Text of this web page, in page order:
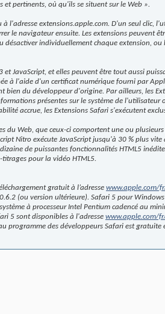
et pertinents, où qu'ils se situent sur le Web ».
l'adresse extensions.apple.com. D'un seul clic,
le navigateur ensuite. Les extensions peuvent
individuellement chaque extension, ou
et JavaScript, et elles peuvent être tout aussi
à l'aide d'un certificat numérique fourni par
du développeur d'origine. Par ailleurs, les
présentes sur le système de l'utilisateur
accrue, les Extensions Safari s'exécutent
du Web, que ceux-ci comportent une ou
Nitro exécute JavaScript jusqu'à 30 % plus
de puissantes fonctionnalités HTML5
titrages pour la vidéo HTML5.
gratuit à l’adresse www.apple.com/
(ou version ultérieure). Safari 5 pour Windows
à processeur Intel Pentium cadencé au
5 sont disponibles à l'adresse www.apple.com/
programme des développeurs Safari est gratuite